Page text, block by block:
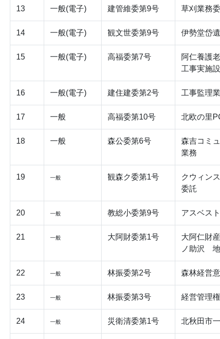
13 一般(電子) 建管維委第9号 草刈業務
14 一般(電子) 観文世委第9号 伊勢堂岱
15 一般(電子) 高福委第7号
阿仁養護
工事実施
16 一般(電子) 建住建委第2号 工事監理
17 一般 高福委第10号 北欧の里
18 一般 森公委第6号
森吉コミ
業務
19 一般 観森ク委第1号
クウィン
委託
20 一般 教総小委第9号 アスベス
21 一般 大阿財委第1号
大阿仁財
ノ助沢
22 一般 林振委第2号 森林経営
23 一般 林振委第3号 経営管理
24 一般 災衛清委第1号 北秋田市